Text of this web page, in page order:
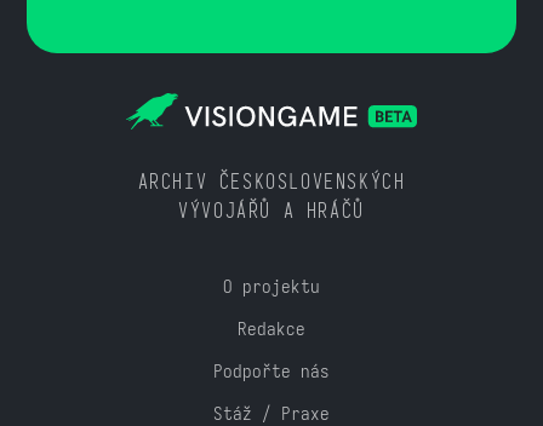
ARCHIV ČESKOSLOVENSKÝCH
VÝVOJÁŘŮ A HRÁČŮ
O projektu
Redakce
Podpořte nás
Stáž / Praxe